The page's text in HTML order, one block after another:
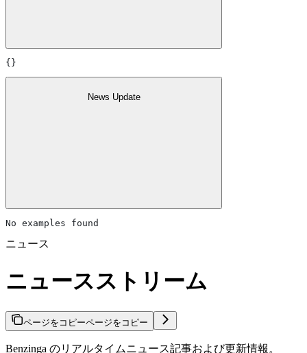
{}
News Update
No examples found
ニュース
ニュースストリーム
ページをコピーページをコピー
Benzinga のリアルタイムニュース記事および更新情報。